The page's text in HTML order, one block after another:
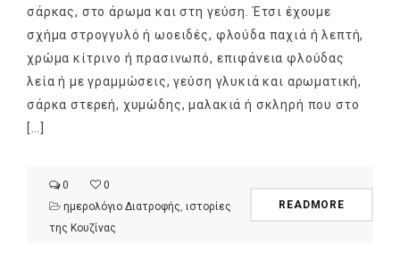
σάρκας, στο άρωμα και στη γεύση. Έτσι έχουμε
σχήμα στρογγυλό ή ωοειδές, φλούδα παχιά ή λεπτή,
χρώμα κίτρινο ή πρασινωπό, επιφάνεια φλούδας
λεία ή με γραμμώσεις, γεύση γλυκιά και αρωματική,
σάρκα στερεή, χυμώδης, μαλακιά ή σκληρή που στο
[…]
0
0
ημερολόγιο Διατροφής, ιστορίες
της Κουζίνας
READMORE